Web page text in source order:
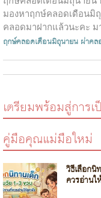
มองหาฤกษ์คลอดเดือนมิ
คลอดมาฝากแล้วนะคะ
คุณแม่บ้...
ฤกษ์คลอดเดือนมิถุนายน ผ่าค
เตรียมพร้อมสู่การเ
คู่มือคุณแม่มือใหม่
วิธีเลือก
ควรอ่าน